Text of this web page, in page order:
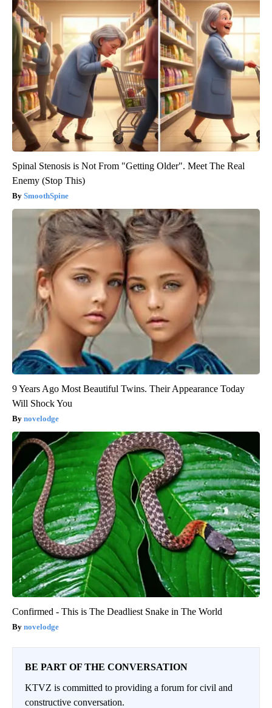
Spinal Stenosis is Not From "Getting Older". Meet The Real
Enemy (Stop This)
SmoothSpine
9 Years Ago Most Beautiful Twins. Their Appearance Today
Will Shock You
novelodge
Confirmed - This is The Deadliest Snake in The World
novelodge
BE PART OF THE CONVERSATION
KTVZ is committed to providing a forum for civil and
constructive conversation.